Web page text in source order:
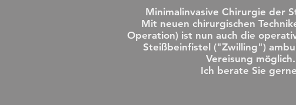
Minimalinvasive Chirurgie der
Mit neuen chirurgischen
Operation) ist nun auch die
Steißbeinfistel ("Zwilling")
Vereisung möglich.
Ich berate Sie